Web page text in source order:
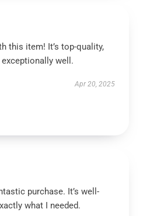
this item! It’s top-quality,
well.
Apr 20, 2025
purchase. It’s well-
what I needed.